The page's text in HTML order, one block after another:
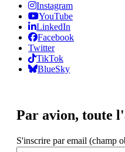
Instagram
YouTube
LinkedIn
Facebook
Twitter
TikTok
BlueSky
Par avion, toute
S'inscrire par email (champ